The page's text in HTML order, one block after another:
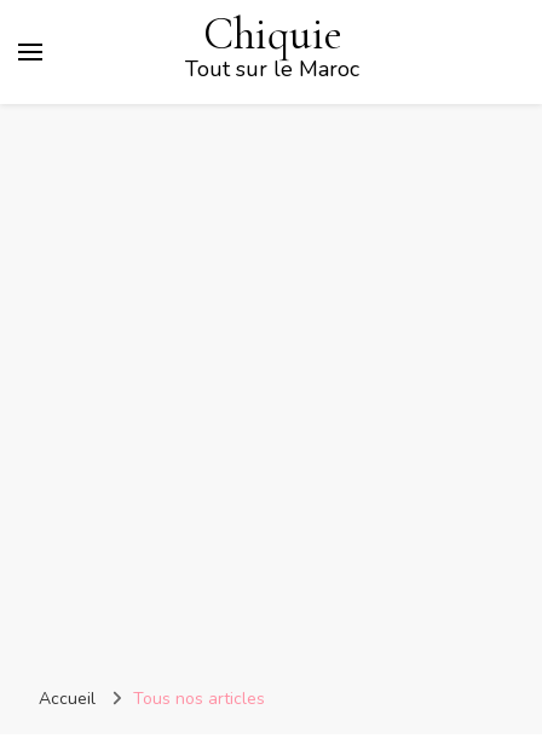
Chiquie
Tout sur le Maroc
Accueil Tous nos articles